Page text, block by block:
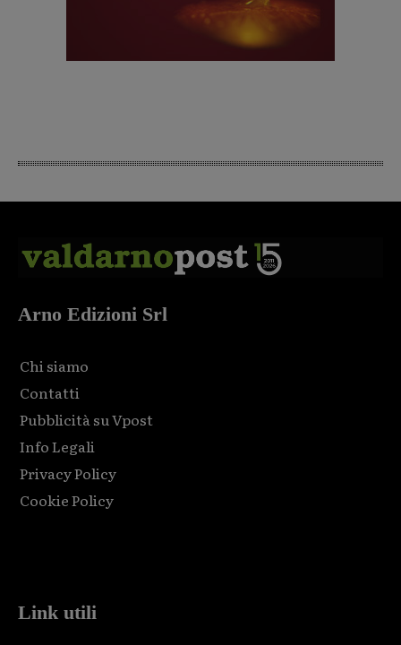
Arno Edizioni Srl
Chi siamo
Contatti
Pubblicità su Vpost
Info Legali
Privacy Policy
Cookie Policy
Link utili